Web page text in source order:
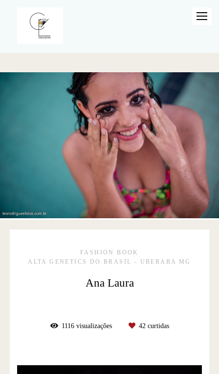
FASHION BOOK
ALTA GENETICS DO BRASIL - UBERABA MG
Ana Laura
1116visualizações 42curtidas